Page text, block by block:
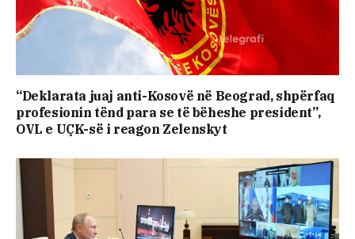
“Deklarata juaj anti-Kosovë në Beograd, shpërfaq
profesionin tënd para se të bëheshe president”,
OVL e UÇK-së i reagon Zelenskyt